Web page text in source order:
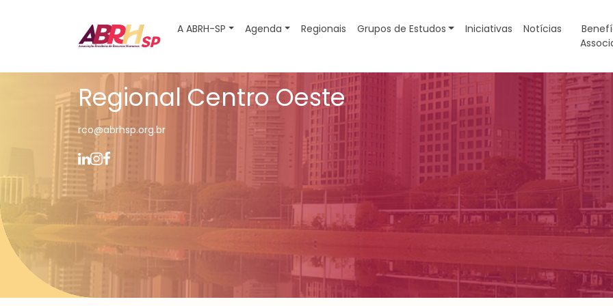
Navegação principal
A ABRH-SP Agenda Regionais Grupos de Estudos Iniciativas Notícias
Regional Centro Oeste
rco@abrhsp.org.br